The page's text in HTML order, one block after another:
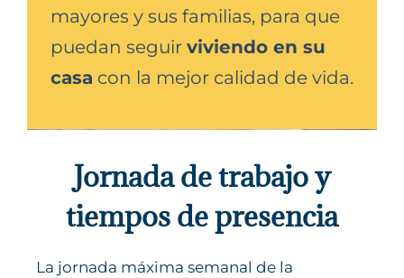
mayores y sus familias, para que
puedan seguir viviendo en su
casa con la mejor calidad de vida.
Jornada de trabajo y
tiempos de presencia
La jornada máxima semanal de la